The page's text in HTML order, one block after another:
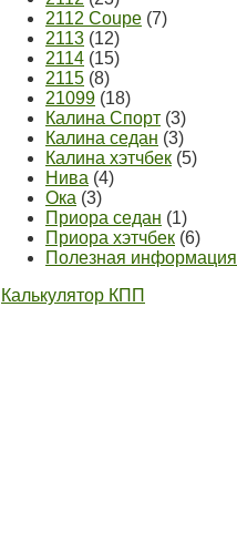
2112 Coupe (7)
2113 (12)
2114 (15)
2115 (8)
21099 (18)
Калина Спорт (3)
Калина седан (3)
Калина хэтчбек (5)
Нива (4)
Ока (3)
Приора седан (1)
Приора хэтчбек (6)
Полезная информация
Калькулятор КПП